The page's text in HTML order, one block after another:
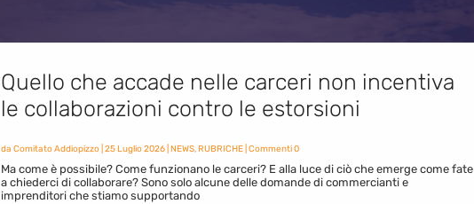
Quello che accade nelle carceri non incentiva
le collaborazioni contro le estorsioni
da Comitato Addiopizzo| 25 Luglio 2026| NEWS,RUBRICHE| Commenti 0
Ma come è possibile? Come funzionano le carceri? E alla luce di ciò che emerge come fate
a chiederci di collaborare? Sono solo alcune delle domande di commercianti e
imprenditori che stiamo supportando